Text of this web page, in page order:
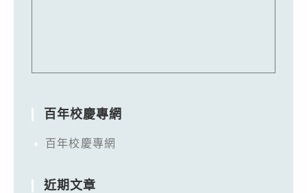
百年校慶專網
百年校慶專網
近期文章